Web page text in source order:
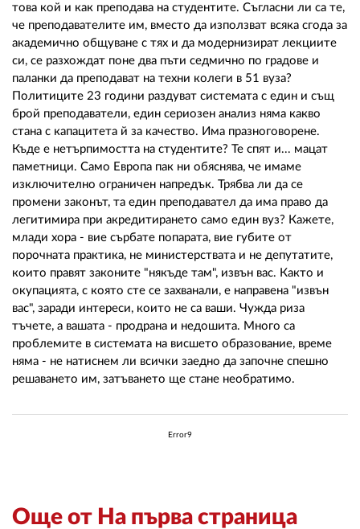
това кой и как преподава на студентите. Съгласни ли са те,
че преподавателите им, вместо да използват всяка сгода за
академично общуване с тях и да модернизират лекциите
си, се разхождат поне два пъти седмично по градове и
паланки да преподават на техни колеги в 51 вуза?
Политиците 23 години раздуват системата с един и същ
брой преподаватели, един сериозен анализ няма какво
стана с капацитета й за качество. Има празноговорене.
Къде е нетърпимостта на студентите? Те спят и... мацат
паметници. Само Европа пак ни обяснява, че имаме
изключително ограничен напредък. Трябва ли да се
промени законът, та един преподавател да има право да
легитимира при акредитирането само един вуз? Кажете,
млади хора - вие сърбате попарата, вие губите от
порочната практика, не министерствата и не депутатите,
които правят законите "някъде там", извън вас. Както и
окупацията, с която сте се захванали, е направена "извън
вас", заради интереси, които не са ваши. Чужда риза
тъчете, а вашата - продрана и недошита. Много са
проблемите в системата на висшето образование, време
няма - не натиснем ли всички заедно да започне спешно
решаването им, затъването ще стане необратимо.
Error9
Още от На първа страница